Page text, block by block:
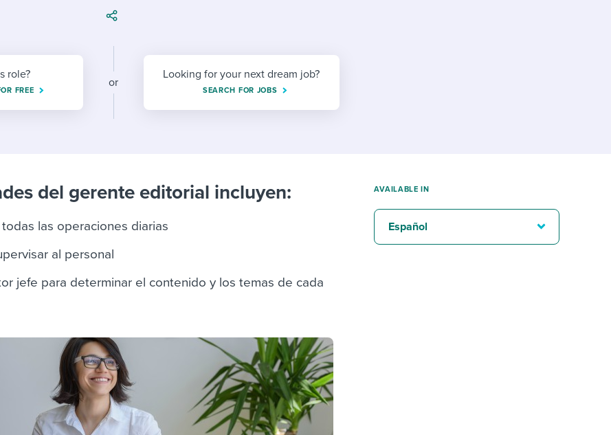
Workable customer stories
role?
FREE
or
Looking for your next dream job?
SEARCH FOR JOBS
del gerente editorial incluyen:
las operaciones diarias
al personal
jefe para determinar el contenido y los temas de cada
AVAILABLE IN
Español